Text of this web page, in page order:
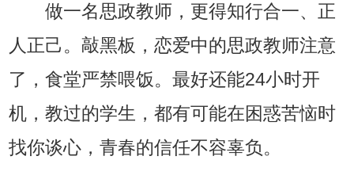
做一名思政教师，更得知行合一、正
人正己。敲黑板，恋爱中的思政教师注意
了，食堂严禁喂饭。最好还能24小时开
机，教过的学生，都有可能在困惑苦恼时
找你谈心，青春的信任不容辜负。